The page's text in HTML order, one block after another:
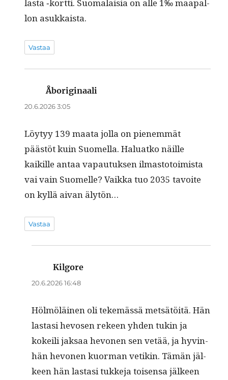
las­ta ‑kort­ti. Suo­ma­laisia on alle 1‰ maa­pal­
lon asukkaista.
Vastaa
Åboriginaali
20.6.2026 3:05
Löy­tyy 139 maa­ta jol­la on pienem­mät
päästöt kuin Suomel­la. Halu­atko näille
kaikille antaa vapau­tuk­sen ilmas­to­toimista
vai vain Suomelle? Vaik­ka tuo 2035 tavoite
on kyl­lä aivan älytön…
Vastaa
Kilgore
20.6.2026 16:48
Hölmöläi­nen oli tekemässä met­sätöitä. Hän
las­tasi hevosen rekeen yhden tukin ja
kokeili jak­saa hevo­nen sen vetää, ja hyv­in­
hän hevo­nen kuor­man vetikin. Tämän jäl­
keen hän las­tasi tukke­ja toisen­sa jäl­keen